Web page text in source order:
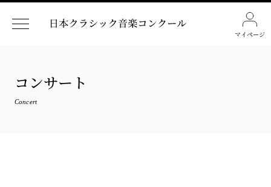
マイページ
コンサート
Concert